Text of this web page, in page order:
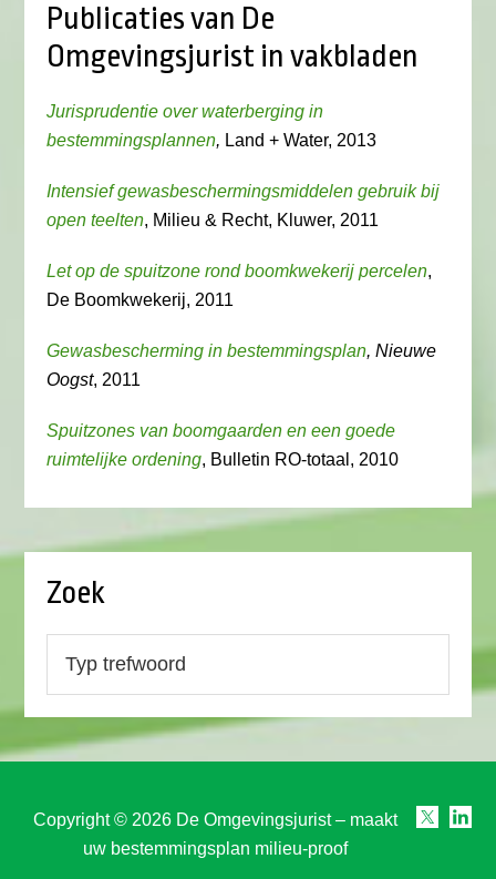
Publicaties van De
Omgevingsjurist in vakbladen
Jurisprudentie over waterberging in
bestemmingsplannen, Land + Water, 2013
Intensief gewasbeschermingsmiddelen gebruik bij
open teelten, Milieu & Recht, Kluwer, 2011
Let op de spuitzone rond boomkwekerij percelen,
De Boomkwekerij, 2011
Gewasbescherming in bestemmingsplan, Nieuwe
Oogst, 2011
Spuitzones van boomgaarden en een goede
ruimtelijke ordening, Bulletin RO-totaal, 2010
Zoek
Copyright © 2026 De Omgevingsjurist – maakt
uw bestemmingsplan milieu-proof